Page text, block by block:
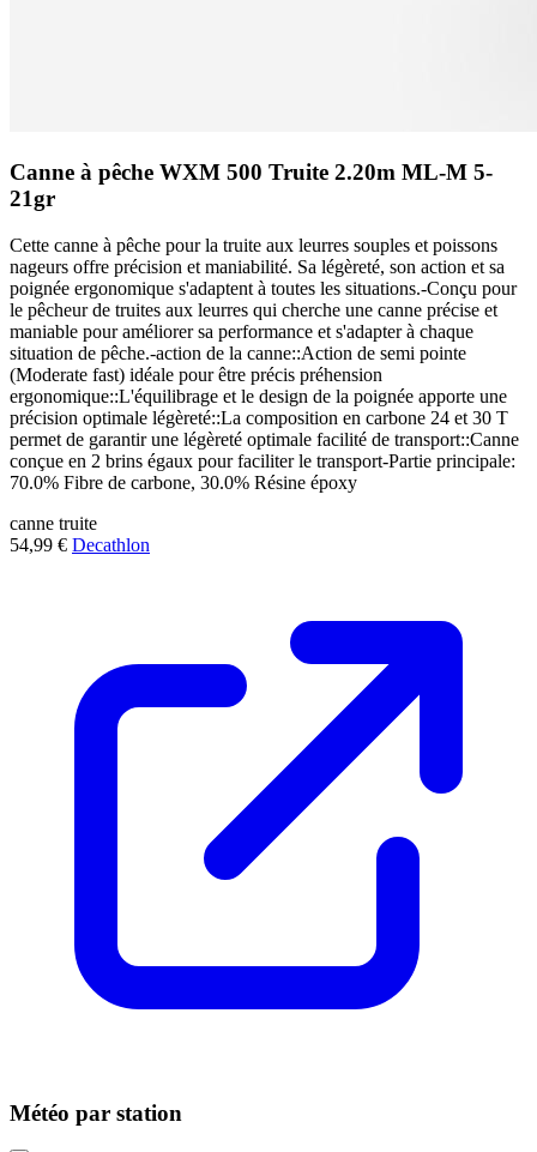
Canne à pêche WXM 500 Truite 2.20m ML-M 5-
21gr
Cette canne à pêche pour la truite aux leurres souples et poissons
nageurs offre précision et maniabilité. Sa légèreté, son action et sa
poignée ergonomique s'adaptent à toutes les situations.-Conçu pour
le pêcheur de truites aux leurres qui cherche une canne précise et
maniable pour améliorer sa performance et s'adapter à chaque
situation de pêche.-action de la canne::Action de semi pointe
(Moderate fast) idéale pour être précis préhension
ergonomique::L'équilibrage et le design de la poignée apporte une
précision optimale légèreté::La composition en carbone 24 et 30 T
permet de garantir une légèreté optimale facilité de transport::Canne
conçue en 2 brins égaux pour faciliter le transport-Partie principale:
70.0% Fibre de carbone, 30.0% Résine époxy
canne truite
54,99 € Decathlon
Météo par station